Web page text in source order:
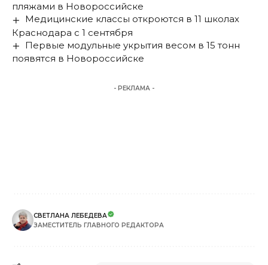
пляжами в Новороссийске
Медицинские классы откроются в 11 школах
Краснодара с 1 сентября
Первые модульные укрытия весом в 15 тонн
появятся в Новороссийске
- РЕКЛАМА -
СВЕТЛАНА ЛЕБЕДЕВА
ЗАМЕСТИТЕЛЬ ГЛАВНОГО РЕДАКТОРА